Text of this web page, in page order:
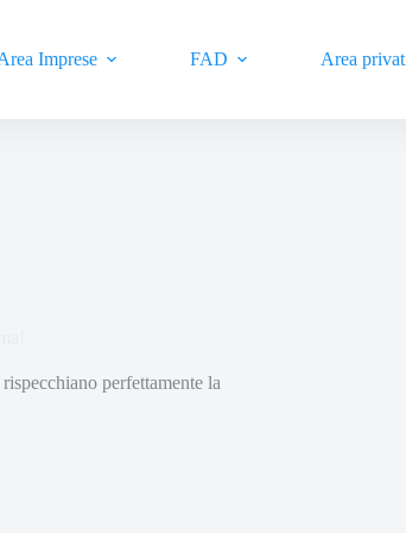
Imprese FAD Area
perfettamente la